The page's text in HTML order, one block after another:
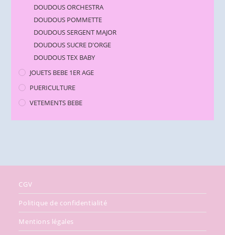
DOUDOUS ORCHESTRA
DOUDOUS POMMETTE
DOUDOUS SERGENT MAJOR
DOUDOUS SUCRE D'ORGE
DOUDOUS TEX BABY
JOUETS BEBE 1ER AGE
PUERICULTURE
VETEMENTS BEBE
CGV
Politique de confidentialité
Mentions légales